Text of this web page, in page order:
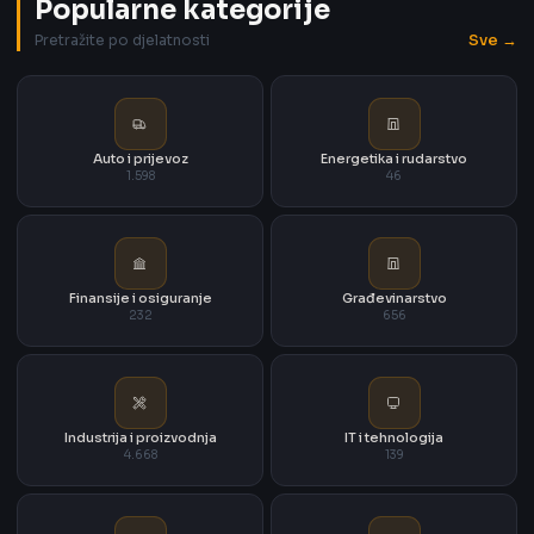
Popularne kategorije
Pretražite po djelatnosti Sve →
Auto i prijevoz
1.598
Energetika i rudarstvo
46
Finansije i osiguranje
232
Građevinarstvo
656
Industrija i proizvodnja
4.668
IT i tehnologija
139